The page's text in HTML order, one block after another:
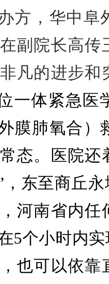
方，华中阜
副院长高
凡的进步和
一体紧急医
膜肺氧合
态。医院
，东至商丘
河南省内
5个小时内
也可以依